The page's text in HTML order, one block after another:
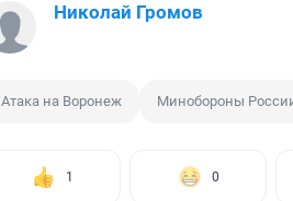
Николай Громов
Атака на Воронеж Минобороны
1 0